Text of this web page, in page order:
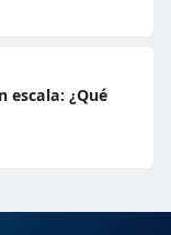
escala: ¿Qué